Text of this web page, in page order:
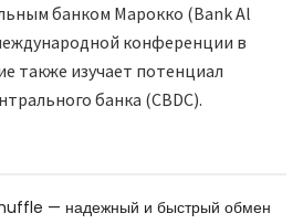
банком Марокко (Bank Al
конференции в
также изучает потенциал
банка (CBDC).
— надежный и быстрый обмен